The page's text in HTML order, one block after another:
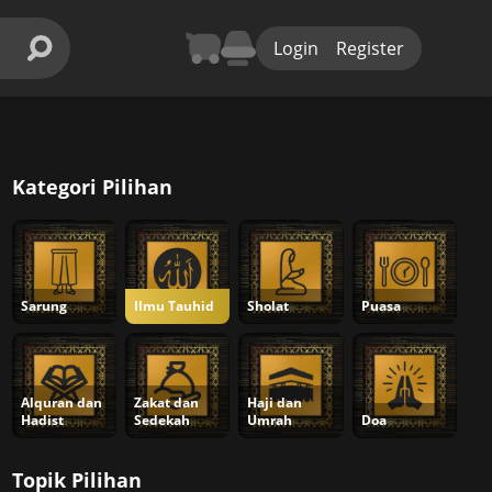
Login Register
Kategori Pilihan
Sarung Ilmu Tauhid Sholat Puasa
Alquran dan
Hadist
Zakat dan
Sedekah
Haji dan
Umrah
Doa
Topik Pilihan